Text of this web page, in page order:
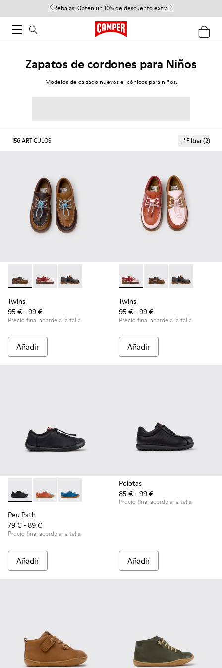
Rebajas: Obtén un 10% de descuento extra
Zapatos de cordones para Niños
Modelos de calzado nuevos e icónicos para niños.
Filtrar(2)
156ARTÍCULOS
Twins - K800416-007 - Náuticos de piel marrón para niños.
Twins - K800416-008 - Zapatos náuticos de piel
Twins - K800416-001 - Zapatos náuticos de
Twins
95 € - 99 €
Precio final acorde a la talla
Añadir
Twins - K800416-008 -
Twins - K800416-
Twins -
Twins
95 € - 99 €
Precio final acorde a la talla
Añadir
Peu Path - K800707-007 - Zapatillas negras de piel para
Peu Path - K800707-008 - Zapatillas multicolor de
Peu Path - K800707-002 - Zapatillas de piel
Peu Path
79 € - 89 €
Precio final acorde a la talla
Añadir
Pelotas
85 € - 99 €
Precio final acorde a la talla
Añadir